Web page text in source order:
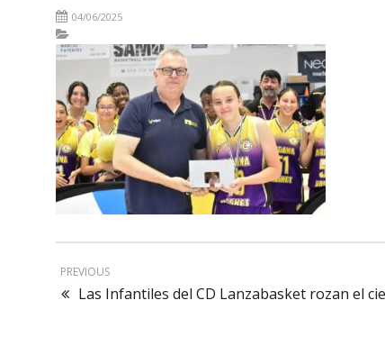
04/06/2025
PREVIOUS
Las Infantiles del CD Lanzabasket rozan el